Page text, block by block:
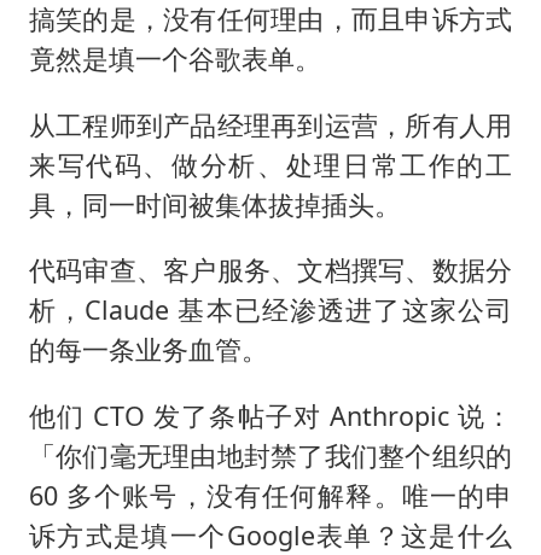
搞笑的是，没有任何理由，而且申诉方式
竟然是填一个谷歌表单。
从工程师到产品经理再到运营，所有人用
来写代码、做分析、处理日常工作的工
具，同一时间被集体拔掉插头。
代码审查、客户服务、文档撰写、数据分
析，Claude 基本已经渗透进了这家公司
的每一条业务血管。
他们 CTO 发了条帖子对 Anthropic 说：
「你们毫无理由地封禁了我们整个组织的
60 多个账号，没有任何解释。唯一的申
诉方式是填一个Google表单？这是什么